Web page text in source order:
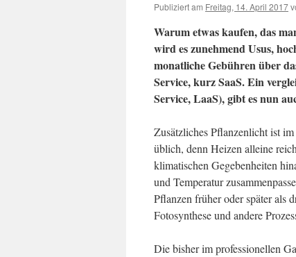
Publiziert am Freitag, 14. April 2017
Warum etwas kaufen, das
wird es zunehmend Usus,
monatliche Gebühren über
Service, kurz SaaS. Ein
Service, LaaS), gibt es nun
Zusätzliches Pflanzenlicht ist
üblich, denn Heizen alleine
klimatischen Gegebenheiten
und Temperatur
Pflanzen früher oder später als
Fotosynthese und andere
Die bisher im professionellen